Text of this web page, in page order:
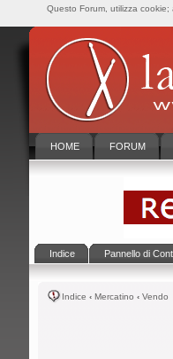
HOME FORUM
Indice Pannello di
Indice ‹ Mercatino ‹ Vendo
Questo Forum, utilizza